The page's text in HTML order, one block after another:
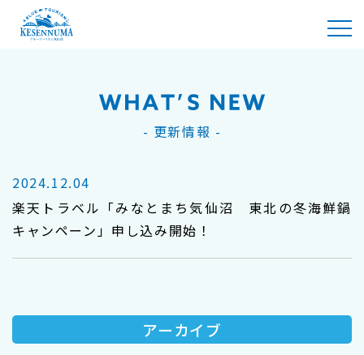
ズム
気仙
- 更新情報 -
2024.12.04
楽天トラベル「みなとまち気仙沼 東北の冬海鮮鍋
キャンペーン」申し込み開始！
アーカイブ